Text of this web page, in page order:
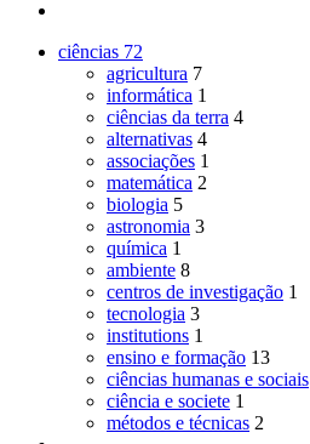
ciências 72
agricultura 7
informática 1
ciências da terra 4
alternativas 4
associações 1
matemática 2
biologia 5
astronomia 3
química 1
ambiente 8
centros de investigação 1
tecnologia 3
institutions 1
ensino e formação 13
ciências humanas e sociais
ciência e societe 1
métodos e técnicas 2